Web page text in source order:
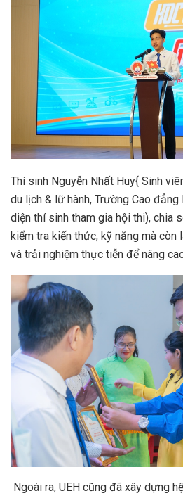
Thí sinh Nguyễn Nhất Huy{ Sinh
du lịch & lữ hành, Trường Cao
diện thí sinh tham gia hội thi), chia
kiểm tra kiến thức, kỹ năng mà
và trải nghiệm thực tiễn để nâng
Ngoài ra, UEH cũng đã xây dựng